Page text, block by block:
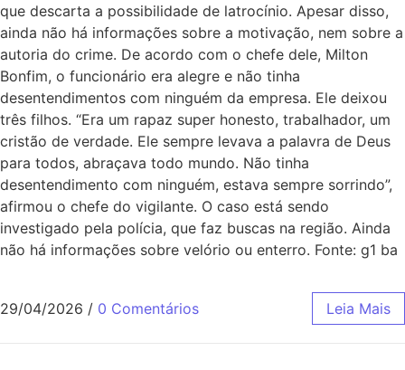
que descarta a possibilidade de latrocínio. Apesar disso,
ainda não há informações sobre a motivação, nem sobre a
autoria do crime. De acordo com o chefe dele, Milton
Bonfim, o funcionário era alegre e não tinha
desentendimentos com ninguém da empresa. Ele deixou
três filhos. “Era um rapaz super honesto, trabalhador, um
cristão de verdade. Ele sempre levava a palavra de Deus
para todos, abraçava todo mundo. Não tinha
desentendimento com ninguém, estava sempre sorrindo”,
afirmou o chefe do vigilante. O caso está sendo
investigado pela polícia, que faz buscas na região. Ainda
não há informações sobre velório ou enterro. Fonte: g1 ba
29/04/2026 / 0 Comentários Leia Mais